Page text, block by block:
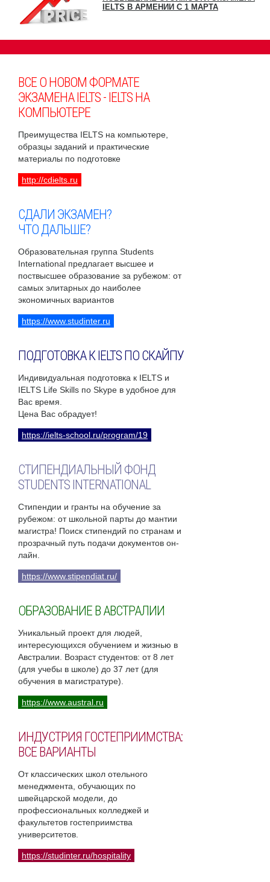
IELTS В АРМЕНИИ С 1 МАРТА
ВСЕ О НОВОМ ФОРМАТЕ
ЭКЗАМЕНА IELTS - IELTS НА
КОМПЬЮТЕРЕ
Преимущества IELTS на компьютере,
образцы заданий и практические
материалы по подготовке
http://cdielts.ru
СДАЛИ ЭКЗАМЕН?
ЧТО ДАЛЬШЕ?
Образовательная группа Students
International предлагает высшее и
поствысшее образование за рубежом: от
самых элитарных до наиболее
экономичных вариантов
https://www.studinter.ru
ПОДГОТОВКА К IELTS ПО СКАЙПУ
Индивидуальная подготовка к IELTS и
IELTS Life Skills по Skype в удобное для
Вас время.
Цена Вас обрадует!
https://ielts-school.ru/program/19
СТИПЕНДИАЛЬНЫЙ ФОНД
STUDENTS INTERNATIONAL
Стипендии и гранты на обучение за
рубежом: от школьной парты до мантии
магистра! Поиск стипендий по странам и
прозрачный путь подачи документов он-
лайн.
https://www.stipendiat.ru/
ОБРАЗОВАНИЕ В АВСТРАЛИИ
Уникальный проект для людей,
интересующихся обучением и жизнью в
Австралии. Возраст студентов: от 8 лет
(для учебы в школе) до 37 лет (для
обучения в магистратуре).
https://www.austral.ru
ИНДУСТРИЯ ГОСТЕПРИИМСТВА:
ВСЕ ВАРИАНТЫ
От классических школ отельного
менеджмента, обучающих по
швейцарской модели, до
профессиональных колледжей и
факультетов гостеприимства
университетов.
https://studinter.ru/hospitality